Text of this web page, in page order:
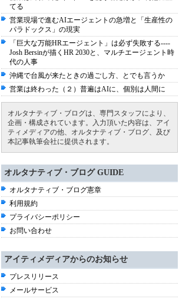
てる
営業現場で進むAIエージェントの急増と「生産性の
パラドックス」の現実
「巨大な万能HRエージェント」は必ず失敗する----
Josh Bersinが描くHR 2030と、マルチエージェント時
代の人事
沖縄で台風が来たときの過ごし方、とでも言うか
営業は終わった（２）普遍はAIに、個別は人間に
オルタナティブ・ブログは、専門スタッフにより、
企画・構成されています。入力頂いた内容は、アイ
ティメディアの他、オルタナティブ・ブログ、及び
本記事執筆会社に提供されます。
オルタナティブ・ブログ GUIDE
オルタナティブ・ブログ憲章
利用規約
プライバシーポリシー
お問い合わせ
アイティメディアからのお知らせ
プレスリリース
メールサービス